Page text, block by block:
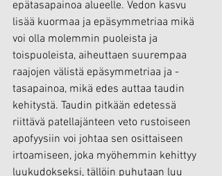
epätasapainoa alueelle. Vedon kasvu
lisää kuormaa ja epäsymmetriaa mikä
voi olla molemmin puoleista ja
toispuoleista, aiheuttaen suurempaa
raajojen välistä epäsymmetriaa ja -
tasapainoa, mikä edes auttaa taudin
kehitystä. Taudin pitkään edetessä
riittävä patellajänteen veto rustoiseen
apofyysiin voi johtaa sen osittaiseen
irtoamiseen, joka myöhemmin kehittyy
luukudokseksi, tällöin puhutaan luu